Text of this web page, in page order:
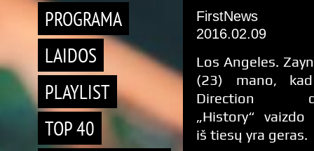
PROGRAMA
LAIDOS
PLAYLIST
TOP 40
FirstNews
2016.02.09
Los Angeles.
(23) mano,
Direction
„History“ vaizdo
iš tiesų yra geras.